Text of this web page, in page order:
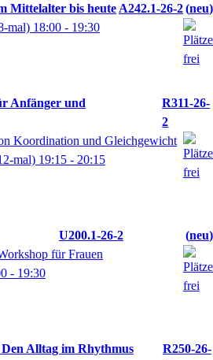
Mittelalter bis heute A242.1-26-2 neu
mal) 18:00 - 19:30
Anfänger und
R311-26-
2
Koordination und Gleichgewicht
mal) 19:15 - 20:15
U200.1-26-2
neu
für Frauen
- 19:30
Alltag im Rhythmus
R250-26-